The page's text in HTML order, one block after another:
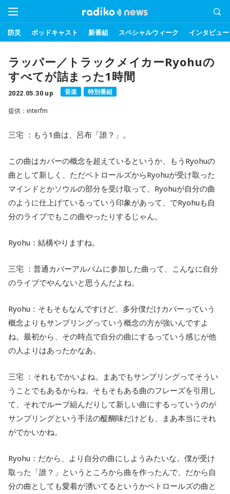
防災 ポッドキャスト 新番組 スペシャルウィーク インタビュー
ラッパー／トラックメイカーRyohuの
すべてが詰まった1時間
2022.05.30 up 音楽 特別番組
提供：interfm
三宅 ：もう1曲は、呂布「誰？」。
この曲はカバーの概念を超えているというか、もうRyohuの
曲として新しく、ただペトロールズからRyohuが受け取った
マインドとかソウルの部分を受け取って、Ryohuが自分の曲
のように仕上げているっていう印象があって、でRyohuも自
分のライブでもこの曲やったりするじゃん。
Ryohu：結構やりますね。
三宅 ：普通カバーアルバムに参加した曲って、こんなに自分
のライブでやんないと思うんだよね。
Ryohu：そもそもなんですけど、多分僕だけカバーっていう
概念よりもサンプリングっていう概念の方が強いんですよ
ね。最初から、その時点で自分の曲にするっていう感じが他
の人よりはあったかなあ。
三宅 ：それもでかいよね。まあでもサンプリングってそうい
うことでもあるからね。そもそもある曲のフレーズを引用し
て、それでループ組んだりして新しい曲にするっていうのが
サンプリングという手法の醍醐味だけども、まあ本当にそれ
がでかいかね。
Ryohu：だから、より自分の曲にしようみたいな。僕が受け
取った「誰？」というところから曲を作ったんで、だから自
分の曲としても愛着が湧いてるというかペトロールズの曲と